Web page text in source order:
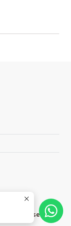
por Jumpseller.